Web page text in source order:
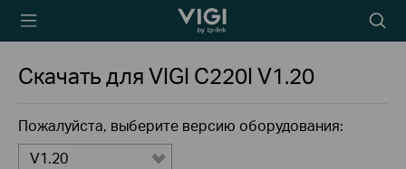
TP-Link, Reliably
icon
Скачать дляVIGI C220I V1.20
Пожалуйста, выберите версию оборудования:
V1.20